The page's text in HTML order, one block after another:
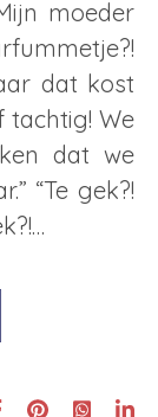
moeder
dat kost
tachtig! We
dat we
“Te gek?!